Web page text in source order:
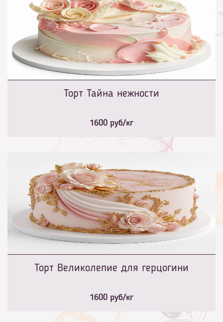
Торт Тайна нежности
1600 руб/кг
Торт Великолепие для герцогини
1600 руб/кг